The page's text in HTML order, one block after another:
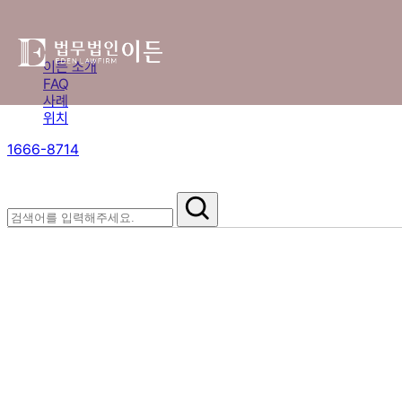
이든 소개
FAQ
사례
위치
1666-8714